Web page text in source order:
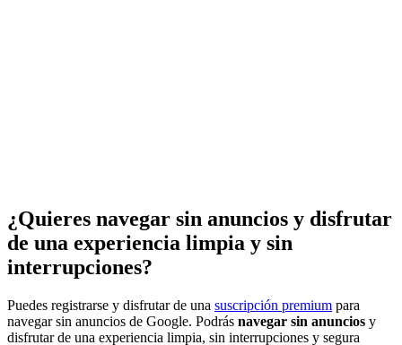
¿Quieres navegar sin anuncios y disfrutar
de una experiencia limpia y sin
interrupciones?
Puedes registrarse y disfrutar de una suscripción premium para
navegar sin anuncios de Google. Podrás navegar sin anuncios y
disfrutar de una experiencia limpia, sin interrupciones y segura